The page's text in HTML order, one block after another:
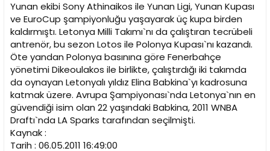
Yunan ekibi Sony Athinaikos ile Yunan Ligi, Yunan Kupası
ve EuroCup şampiyonluğu yaşayarak üç kupa birden
kaldırmıştı. Letonya Milli Takımı`nı da çalıştıran tecrübeli
antrenör, bu sezon Lotos ile Polonya Kupası`nı kazandı.
Öte yandan Polonya basınına göre Fenerbahçe
yönetimi Dikeoulakos ile birlikte, çalıştırdığı iki takımda
da oynayan Letonyalı yıldız Elina Babkina`yı kadrosuna
katmak üzere. Avrupa Şampiyonası`nda Letonya`nın en
güvendiği isim olan 22 yaşındaki Babkina, 2011 WNBA
Draftı`nda LA Sparks tarafından seçilmişti.
Kaynak :
Tarih : 06.05.2011 16:49:00